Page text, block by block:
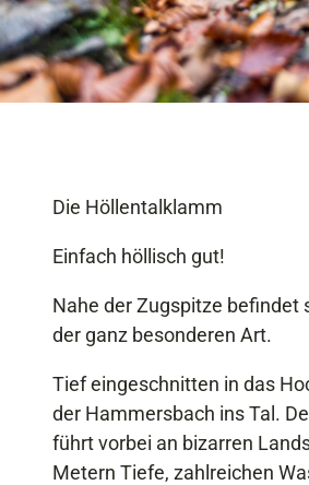
Die Höllentalklamm
Einfach höllisch gut!
Nahe der Zugspitze befindet
der ganz besonderen Art.
Tief eingeschnitten in das
der Hammersbach ins Tal.
führt vorbei an bizarren
Metern Tiefe, zahlreichen